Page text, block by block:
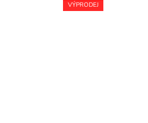
VÝPRODEJ